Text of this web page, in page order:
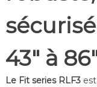
43″ à
Le Fit series RLF3est